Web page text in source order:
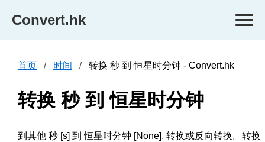
Convert.hk
首页 时间 转换 秒 到 恒星时分钟 - Convert.hk
转换 秒 到 恒星时分钟
到其他 秒 [s] 到 恒星时分钟 [None], 转换或反向转换。转换